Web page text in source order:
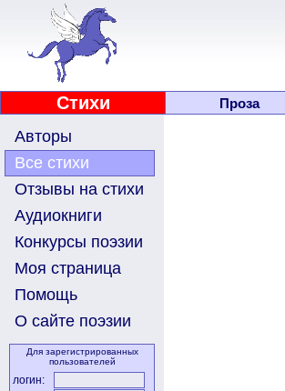
Стихи Проза
Авторы
Все стихи
Отзывы на стихи
Аудиокниги
Конкурсы поэзии
Моя страница
Помощь
О сайте поэзии
Для зарегистрированных
пользователей
логин: